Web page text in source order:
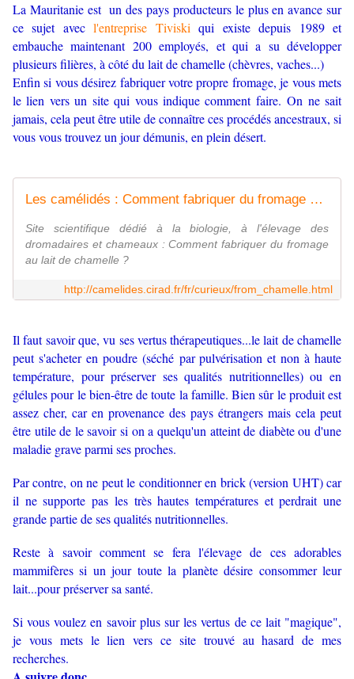
La Mauritanie est un des pays producteurs le plus en avance sur
ce sujet avecl'entreprise Tiviskiqui existe depuis 1989 et
embauche maintenant 200 employés, et qui a su développer
plusieurs filières, à côté du lait de chamelle (chèvres, vaches...)
Enfin si vous désirez fabriquer votre propre fromage, je vous mets
le lien vers un site qui vous indique comment faire.On ne sait
jamais, cela peut être utile de connaître ces procédés ancestraux, si
vous vous trouvez un jour démunis, en plein désert.
Les camélidés : Comment fabriquer du fromage au lait de chamelle ?
Site scientifique dédié à la biologie, à l'élevage des
dromadaires et chameaux : Comment fabriquer du fromage
au lait de chamelle ?
http://camelides.cirad.fr/fr/curieux/from_chamelle.html
Il faut savoir que, vu ses vertus thérapeutiques...le lait de chamelle
peut s'acheter en poudre (séché par pulvérisation et non à haute
température, pour préserver ses qualités nutritionnelles) ou en
gélules pour le bien-être de toute la famille. Bien sûr le produit est
assez cher, car en provenance des pays étrangers mais cela peut
être utile de le savoir si on a quelqu'un atteint de diabète ou d'une
maladie grave parmi ses proches.
Par contre, on ne peut le conditionner en brick (version UHT) car
il ne supporte pas les très hautes températures et perdrait une
grande partie de ses qualités nutritionnelles.
Reste à savoir comment se fera l'élevage de ces adorables
mammifères si un jour toute la planète désire consommer leur
lait...pour préserver sa santé.
Si vous voulez en savoir plus sur les vertus de ce lait "magique",
je vous mets le lien vers ce site trouvé au hasard de mes
recherches.